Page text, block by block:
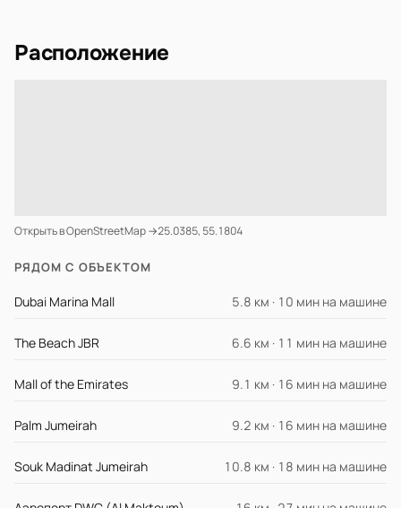
Расположение
Открыть в OpenStreetMap →25.0385, 55.1804
РЯДОМ С ОБЪЕКТОМ
Dubai Marina Mall 5.8 км · 10 мин на машине
The Beach JBR 6.6 км · 11 мин на машине
Mall of the Emirates 9.1 км · 16 мин на машине
Palm Jumeirah 9.2 км · 16 мин на машине
Souk Madinat Jumeirah 10.8 км · 18 мин на машине